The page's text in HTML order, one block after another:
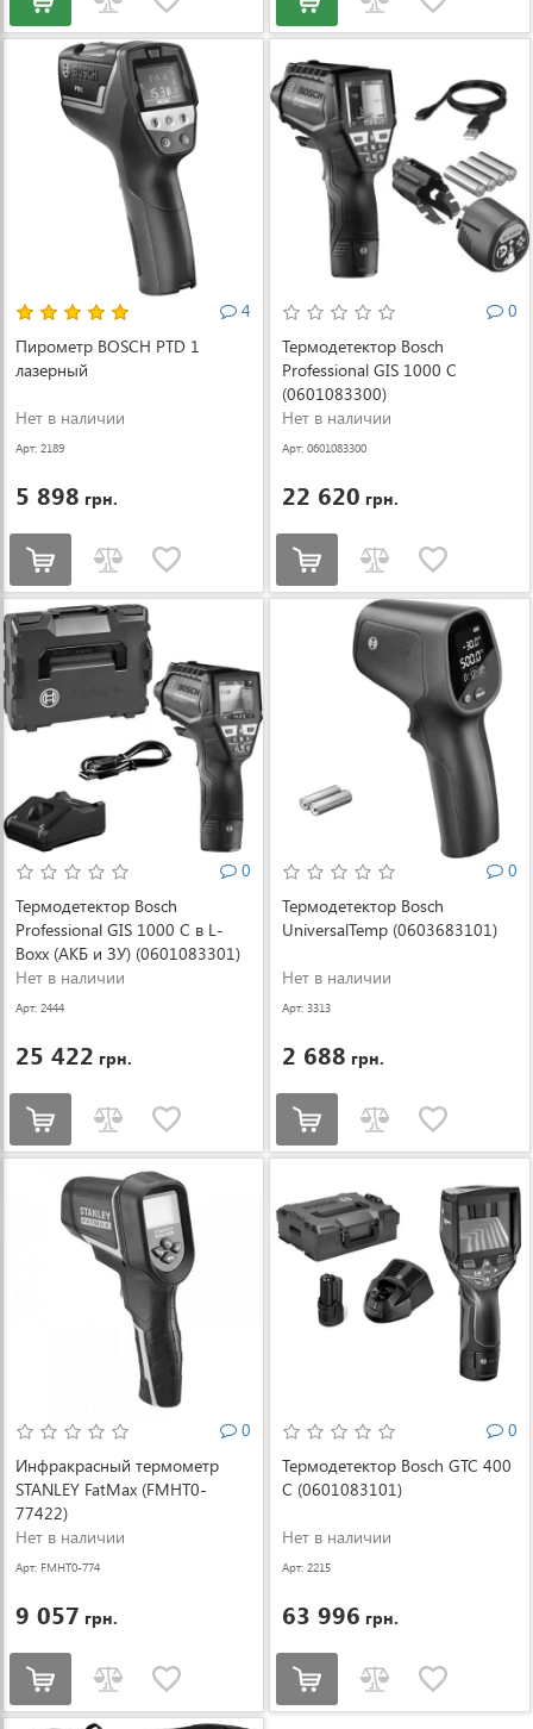
4
Пирометр BOSCH PTD 1
лазерный
Нет в наличии
Арт: 2189
5 898 грн.
0
Термодетектор Bosch
Professional GIS 1000 C
(0601083300)
Нет в наличии
Арт: 0601083300
22 620 грн.
0
Термодетектор Bosch
Professional GIS 1000 C в L-
Boxx (АКБ и ЗУ) (0601083301)
Нет в наличии
Арт: 2444
25 422 грн.
0
Термодетектор Bosch
UniversalTemp (0603683101)
Нет в наличии
Арт: 3313
2 688 грн.
0
Инфракрасный термометр
STANLEY FatMax (FMHT0-
77422)
Нет в наличии
Арт: FMHT0-774
9 057 грн.
0
Термодетектор Bosch GTC 400
C (0601083101)
Нет в наличии
Арт: 2215
63 996 грн.